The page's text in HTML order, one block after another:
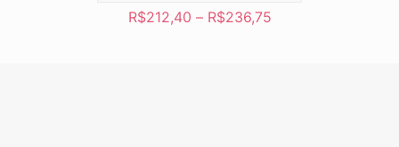
R$212,40 – R$236,75